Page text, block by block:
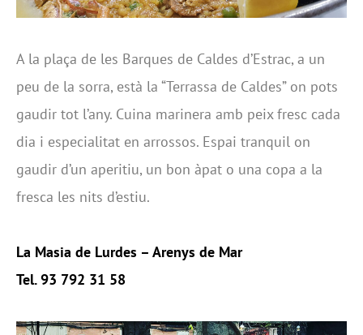
A la plaça de les Barques de Caldes d’Estrac, a un
peu de la sorra, està la “Terrassa de Caldes” on pots
gaudir tot l’any. Cuina marinera amb peix fresc cada
dia i especialitat en arrossos. Espai tranquil on
gaudir d’un aperitiu, un bon àpat o una copa a la
fresca les nits d’estiu.
La Masia de Lurdes – Arenys de Mar
Tel. 93 792 31 58